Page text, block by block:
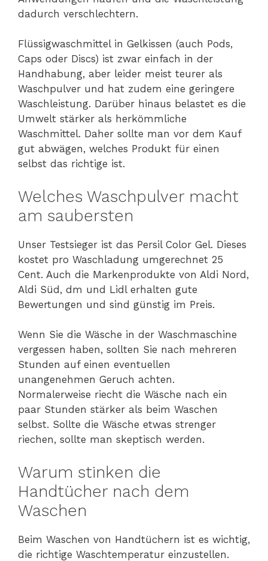
dadurch verschlechtern.
Flüssigwaschmittel in Gelkissen (auch Pods,
Caps oder Discs) ist zwar einfach in der
Handhabung, aber leider meist teurer als
Waschpulver und hat zudem eine geringere
Waschleistung. Darüber hinaus belastet es die
Umwelt stärker als herkömmliche
Waschmittel. Daher sollte man vor dem Kauf
gut abwägen, welches Produkt für einen
selbst das richtige ist.
Welches Waschpulver macht
am saubersten
Unser Testsieger ist das Persil Color Gel. Dieses
kostet pro Waschladung umgerechnet 25
Cent. Auch die Markenprodukte von Aldi Nord,
Aldi Süd, dm und Lidl erhalten gute
Bewertungen und sind günstig im Preis.
Wenn Sie die Wäsche in der Waschmaschine
vergessen haben, sollten Sie nach mehreren
Stunden auf einen eventuellen
unangenehmen Geruch achten.
Normalerweise riecht die Wäsche nach ein
paar Stunden stärker als beim Waschen
selbst. Sollte die Wäsche etwas strenger
riechen, sollte man skeptisch werden.
Warum stinken die
Handtücher nach dem
Waschen
Beim Waschen von Handtüchern ist es wichtig,
die richtige Waschtemperatur einzustellen.